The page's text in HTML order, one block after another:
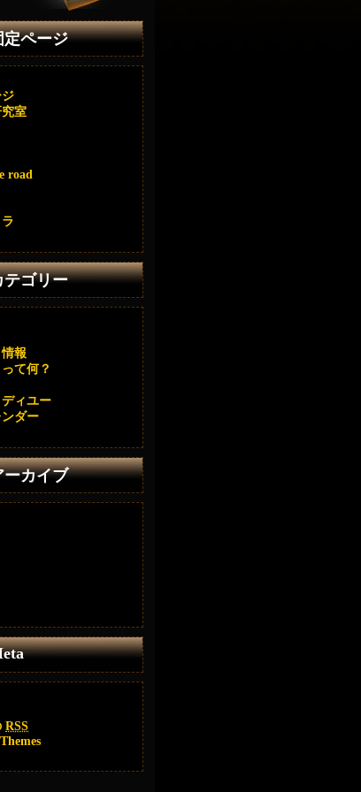
定ページ
ジ
室
road
テゴリー
報
って何？
ィユー
ダー
ーカイブ
RSS